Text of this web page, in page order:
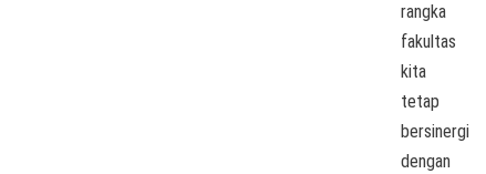
rangka
fakultas
kita
tetap
bersinergi
dengan